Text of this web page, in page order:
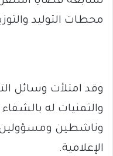
محطات التوليد
وقد امتلأت وسائل
والتمنيات له
وناشطين
الإعلامية.